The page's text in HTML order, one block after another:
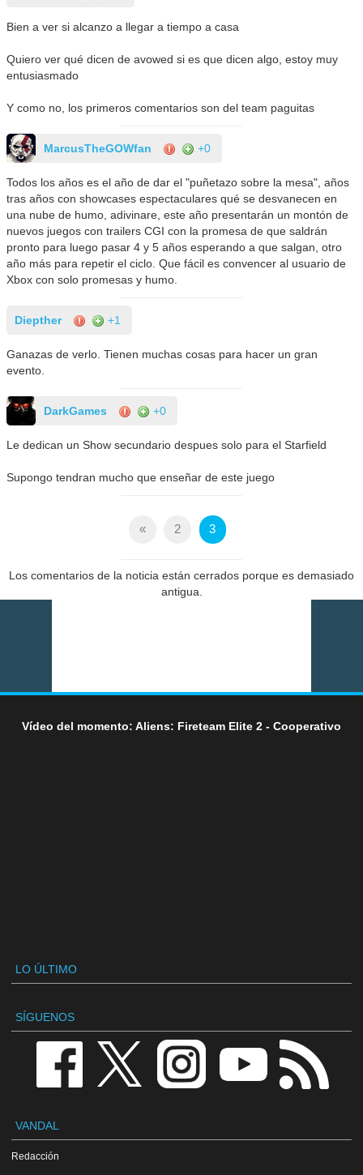
Bien a ver si alcanzo a llegar a tiempo a casa
Quiero ver qué dicen de avowed si es que dicen algo, estoy muy
entusiasmado
Y como no, los primeros comentarios son del team paguitas
MarcusTheGOWfan +0
Todos los años es el año de dar el "puñetazo sobre la mesa", años
tras años con showcases espectaculares qué se desvanecen en
una nube de humo, adivinare, este año presentarán un montón de
nuevos juegos con trailers CGI con la promesa de que saldrán
pronto para luego pasar 4 y 5 años esperando a que salgan, otro
año más para repetir el ciclo. Que fácil es convencer al usuario de
Xbox con solo promesas y humo.
Diepther +1
Ganazas de verlo. Tienen muchas cosas para hacer un gran
evento.
DarkGames +0
Le dedican un Show secundario despues solo para el Starfield
Supongo tendran mucho que enseñar de este juego
« 2 3
Los comentarios de la noticia están cerrados porque es demasiado
antigua.
Vídeo del momento: Aliens: Fireteam Elite 2 - Cooperativo
LO ÚLTIMO
SÍGUENOS
VANDAL
Redacción